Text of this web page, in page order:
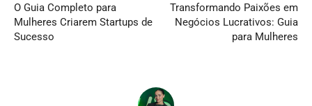
O Guia Completo para
Mulheres Criarem Startups de
Sucesso
Transformando Paixões em
Negócios Lucrativos: Guia
para Mulheres